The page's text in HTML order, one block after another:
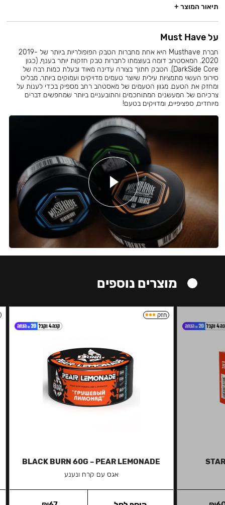
תיאור המוצר +
על Must Have
חברת Musthave היא אחת מחברות הטבק הפופולריות ביותר של 2019-
2020. המאסטהב דומה בעוצמתו לחברות טבק חזקות יותר בענף, (כגון
DarkSide Core). הטבק חתוך בצורה עדינה מאוד ובעלת כמות רבה של
סירופ העשוי מתמציות עילית שיוצר טעמים מדויקים ועמוקים ביותר, מבליט
ומחזק את הטעם. מגוון הטעמים של מאסטהב רחב מספיק בכדי לענות על
צרכיהם של המעשנים המתוחכמים והתובעניים ביותר שמחפשים דברים
מיוחדים, ספציפיים, ומדויקים בטעם!
מוצרים נוספים
חזק
BLACK BURN 60G – PEAR LEMONADE
אגס עם קרח ונענע